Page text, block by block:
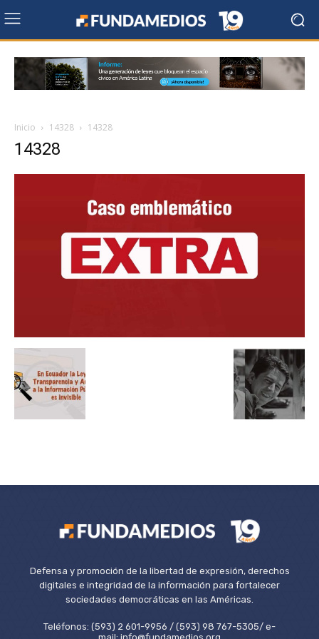
Inicio 14328 14328
14328
Defensa y promoción de la libertad de expresión, derechos
digitales e integridad de la información para fortalecer
sociedades democráticas en las Américas.
Teléfonos: (593) 2 601-9956 / (593) 98 767-5305/ e-